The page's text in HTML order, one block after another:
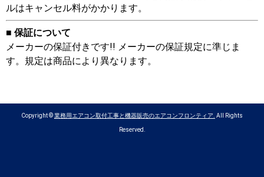
ルはキャンセル料がかかります。
■ 保証について
メーカーの保証付きです!! メーカーの保証規定に準じま
す。規定は商品により異なります。
Copyright ©業務用エアコン取付工事と機器販売のエアコンフロンティア. All Rights
Reserved.